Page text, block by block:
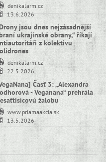
denikalarm.cz
13.6.2026
jsou dnes nejzásadnější
ukrajinské obrany,“ říkají
z kolektivu
denikalarm.cz
22.5.2026
Časť 3: „Alexandra
- Veganana“ prehrala
žalobu
www.priamaakcia.sk
13.5.2026